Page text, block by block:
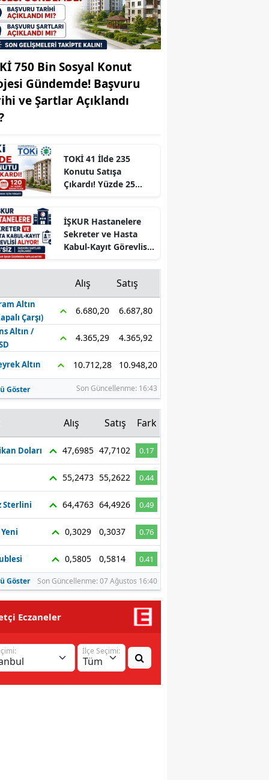
Elazığ
Erzincan
Eskişehir
Gaziantep
Gümüşhane
Hakkari
Isparta
İstanbul
İzmir
Kastamonu
Kayseri
Kırşehir
Kocaeli
Konya
Kütahya
Malatya
Manisa
Kahramanmaraş
Mardin
Muş
750 Bin Sosyal Konut
Gündemde! Başvuru
ve Şartlar Açıklandı
TOKİ 41 İlde 235
Konutu Satışa
Çıkardı! Yüzde 25
İŞKUR Hastanelere
Sekreter ve Hasta
Kabul-Kayıt Görevlisi
Başvuru Şartları
Açıklandı
Alış Satış
Altın
Çarşı)
6.680,20 6.687,80
Altın /
4.365,29 4.365,92
Altın 10.712,28 10.948,20
Göster Son Güncellenme: 16:43
Alış Satış Fark
Doları 47,6985 47,7102 0.17
55,2473 55,2622 0.44
Sterlini 64,4763 64,4926 0.49
0,3029 0,3037 0.76
0,5805 0,5814 0.41
Göster Son Güncellenme: 07 Ağustos 16:40
Eczaneler
İlçe Seçimi: